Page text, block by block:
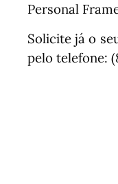
Personal
Solicite já o
pelo telefone: